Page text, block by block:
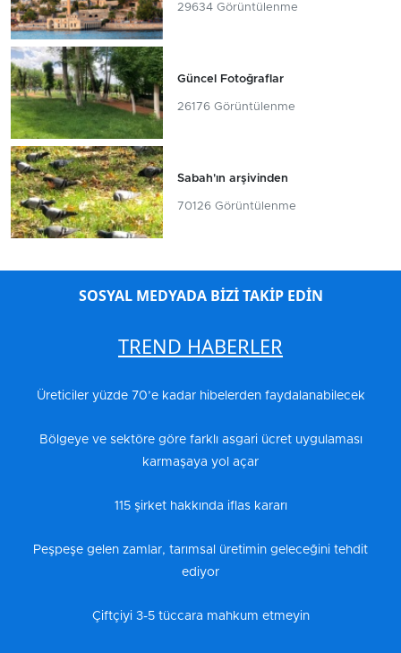
29634 Görüntülenme
Güncel Fotoğraflar
26176 Görüntülenme
Sabah'ın arşivinden
70126 Görüntülenme
SOSYAL MEDYADA BİZİ TAKİP EDİN
TREND HABERLER
Üreticiler yüzde 70’e kadar hibelerden faydalanabilecek
Bölgeye ve sektöre göre farklı asgari ücret uygulaması
karmaşaya yol açar
115 şirket hakkında iflas kararı
Peşpeşe gelen zamlar, tarımsal üretimin geleceğini tehdit
ediyor
Çiftçiyi 3-5 tüccara mahkum etmeyin